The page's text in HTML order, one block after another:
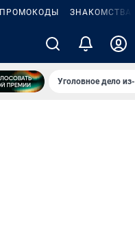
ПРОМОКОДЫ ЗНАКОМСТВА
Уголовное дело